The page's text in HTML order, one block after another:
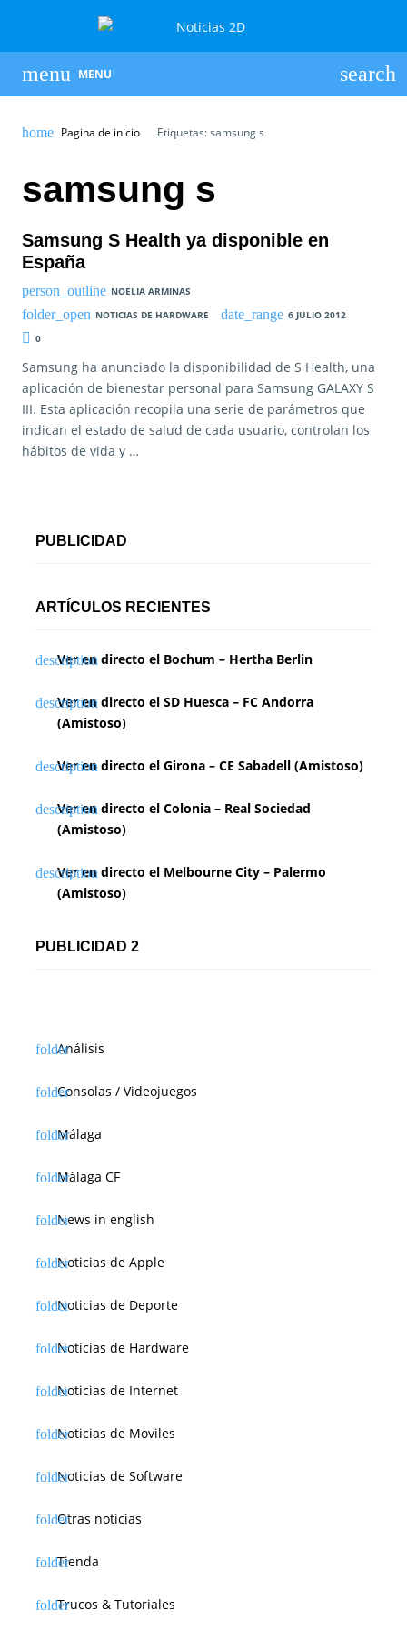
MENU
Pagina de inicio Etiquetas: samsung s
samsung s
Samsung S Health ya disponible en
España
NOELIA ARMINAS
NOTICIAS DE HARDWARE
6 JULIO 2012
0
Samsung ha anunciado la disponibilidad de S Health, una
aplicación de bienestar personal para Samsung GALAXY S
III. Esta aplicación recopila una serie de parámetros que
indican el estado de salud de cada usuario, controlan los
hábitos de vida y …
PUBLICIDAD
ARTÍCULOS RECIENTES
Ver en directo el Bochum – Hertha Berlin
Ver en directo el SD Huesca – FC Andorra
(Amistoso)
Ver en directo el Girona – CE Sabadell (Amistoso)
Ver en directo el Colonia – Real Sociedad
(Amistoso)
Ver en directo el Melbourne City – Palermo
(Amistoso)
PUBLICIDAD 2
Análisis
Consolas / Videojuegos
Málaga
Málaga CF
News in english
Noticias de Apple
Noticias de Deporte
Noticias de Hardware
Noticias de Internet
Noticias de Moviles
Noticias de Software
Otras noticias
Tienda
Trucos & Tutoriales